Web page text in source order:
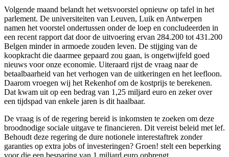
Volgende maand belandt het wetsvoorstel opnieuw op tafel in het
parlement. De universiteiten van Leuven, Luik en Antwerpen
namen het voorstel ondertussen onder de loep en concludeerden in
een recent rapport dat door de uitvoering ervan 284.200 tot 431.200
Belgen minder in armoede zouden leven. De stijging van de
koopkracht die daarmee gepaard zou gaan, is ongetwijfeld goed
nieuws voor onze economie. Uiteraard rijst de vraag naar de
betaalbaarheid van het verhogen van de uitkeringen en het leefloon.
Daarom vroegen wij het Rekenhof om de kostprijs te berekenen.
Dat kwam uit op een bedrag van 1,25 miljard euro en zeker over
een tijdspad van enkele jaren is dit haalbaar.
De vraag is of de regering bereid is inkomsten te zoeken om deze
broodnodige sociale uitgave te financieren. Dit vereist beleid met lef.
Behoudt deze regering de dure notionele interestaftrek zonder
garanties op extra jobs of investeringen? Groen! stelt een beperking